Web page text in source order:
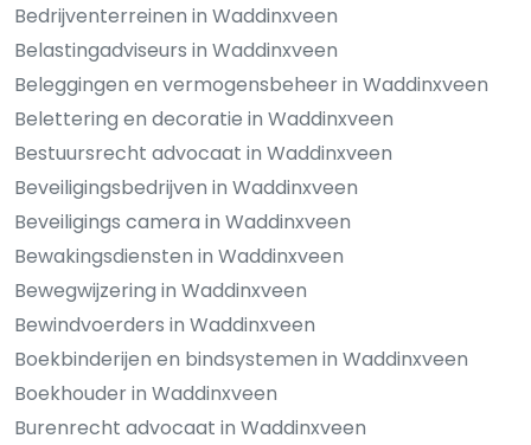
Bedrijventerreinen in Waddinxveen
Belastingadviseurs in Waddinxveen
Beleggingen en vermogensbeheer in Waddinxveen
Belettering en decoratie in Waddinxveen
Bestuursrecht advocaat in Waddinxveen
Beveiligingsbedrijven in Waddinxveen
Beveiligings camera in Waddinxveen
Bewakingsdiensten in Waddinxveen
Bewegwijzering in Waddinxveen
Bewindvoerders in Waddinxveen
Boekbinderijen en bindsystemen in Waddinxveen
Boekhouder in Waddinxveen
Burenrecht advocaat in Waddinxveen